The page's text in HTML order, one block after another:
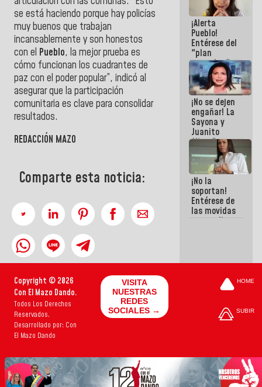
se está haciendo porque hay policías
muy buenos que trabajan
incansablemente y son honestos
con el Pueblo, la mejor prueba es
cómo funcionan los cuadrantes de
paz con el poder popular”, indicó al
asegurar que la participación
comunitaria es clave para consolidar
resultados.
REDACCIÓN MAZO
Comparte esta noticia:
Viceministerio
de Energía
Eléctrica y
CORPOELEC
¡Alerta
Pueblo!
Entérese del
"plan
enjambre"
de La Sayo
para
sabotear el
diálogo y
promover el
caos
¡No se dejen
engañar! La
Sayona y
Juanito
Alimaña son
harina del
mismo
costal
¡No la
soportan!
Entérese de
las movidas
que realizan
para
Copyright © 2026
Con El Mazo Dando.
Todos Los Derechos
Reservados.
Desarrollado por: Con
El Mazo Dando
VISITA
NUESTRAS
REDES
SOCIALES →
HOME
SUBIR